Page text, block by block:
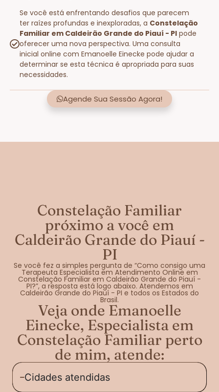
Se você está enfrentando desafios que parecem
ter raízes profundas e inexploradas, a Constelação
Familiar em Caldeirão Grande do Piauí - PI pode
oferecer uma nova perspectiva. Uma consulta
inicial online com Emanoelle Einecke pode ajudar a
determinar se esta técnica é apropriada para suas
necessidades.
Agende Sua Sessão Agora!
Constelação Familiar
próximo a você em
Caldeirão Grande do Piauí -
PI
Se você fez a simples pergunta de “Como consigo uma
Terapeuta Especialista em Atendimento Online em
Constelação Familiar em Caldeirão Grande do Piauí -
PI?”, a resposta está logo abaixo. Atendemos em
Caldeirão Grande do Piauí - PI e todos os Estados do
Brasil.
Veja onde Emanoelle
Einecke, Especialista em
Constelação Familiar perto
de mim, atende:
Cidades atendidas